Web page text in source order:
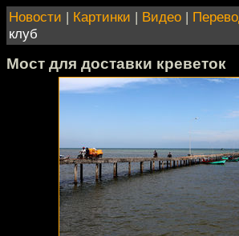
Новости | Картинки | Видео |
клуб
Мост для доставки креветок